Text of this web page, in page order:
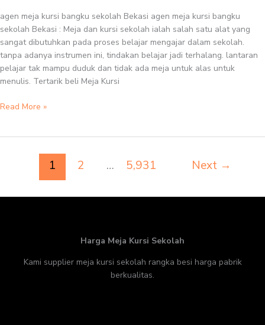
agen meja kursi bangku sekolah Bekasi agen meja kursi bangku
sekolah Bekasi : Meja dan kursi sekolah ialah salah satu alat yang
sangat dibutuhkan pada proses belajar mengajar dalam sekolah.
tanpa adanya instrumen ini, tindakan belajar jadi terhalang. lantaran
pelajar tak mampu duduk dan tidak ada meja untuk alas untuk
menulis. Tertarik beli Meja Kursi
Read More »
1 2 … 5,931 Next →
Harga Meja Kursi Sekolah
Kami supplier meja kursi sekolah rangka besi harga pabrik
berkualitas.